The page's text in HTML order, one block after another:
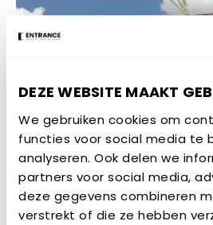
DEZE WEBSITE MAAKT
We gebruiken cookies om
functies voor social media te
analyseren. Ook delen we
partners voor social media,
deze gegevens combineren
verstrekt of die ze hebben
19 NOVEMBER 2026
UNLOCK Final